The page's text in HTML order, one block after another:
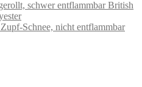
schwer entflammbar British
Schnee, nicht entflammbar